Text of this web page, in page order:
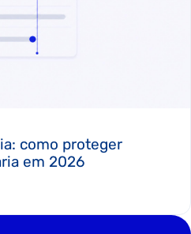
como proteger
em 2026